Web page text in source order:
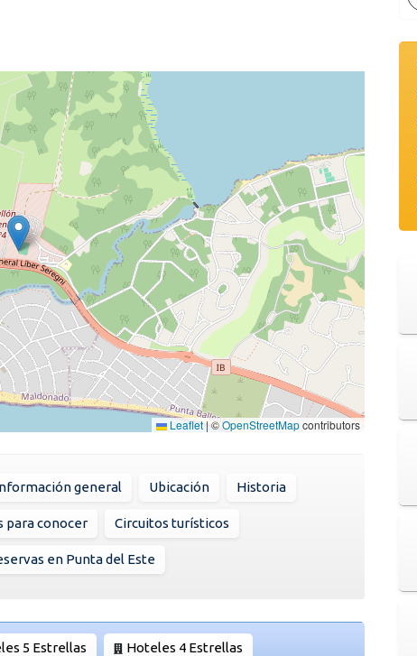
Leaflet|©OpenStreetMapcontributors
general Ubicación Historia
para conocer Circuitos turísticos
en Punta del Este
5 Estrellas Hoteles 4 Estrellas